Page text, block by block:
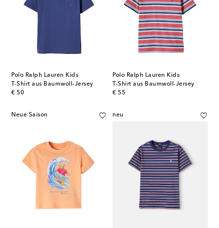
Polo Ralph Lauren Kids
T-Shirt aus Baumwoll-Jersey
€ 50
original price
Polo Ralph Lauren Kids
T-Shirt aus Baumwoll-Jersey
€ 55
original price
Neue Saison neu